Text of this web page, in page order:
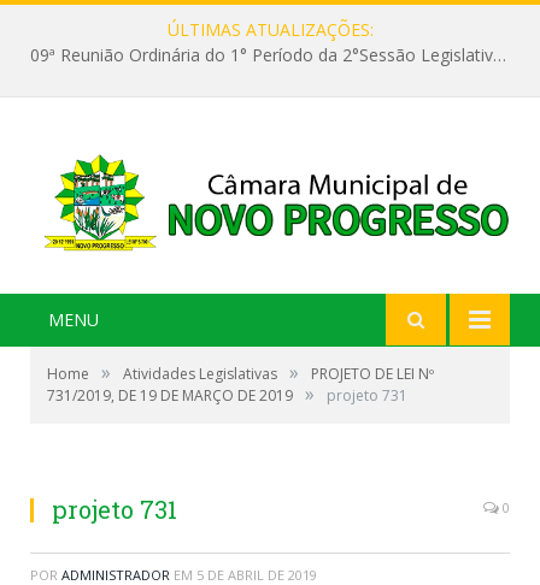
ÚLTIMAS ATUALIZAÇÕES:
09ª Reunião Ordinária do 1° Período da 2°Sessão Legislativa da 9ª Legislatura do Poder Legislativo
MENU
Home » Atividades Legislativas »
PROJETO DE LEI Nº
731/2019, DE 19 DE MARÇO DE 2019 » projeto 731
projeto 731 0
POR ADMINISTRADOR EM 5 DE ABRIL DE 2019